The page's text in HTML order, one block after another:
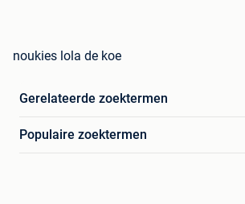
noukies lola de koe
Gerelateerde zoektermen
Populaire zoektermen